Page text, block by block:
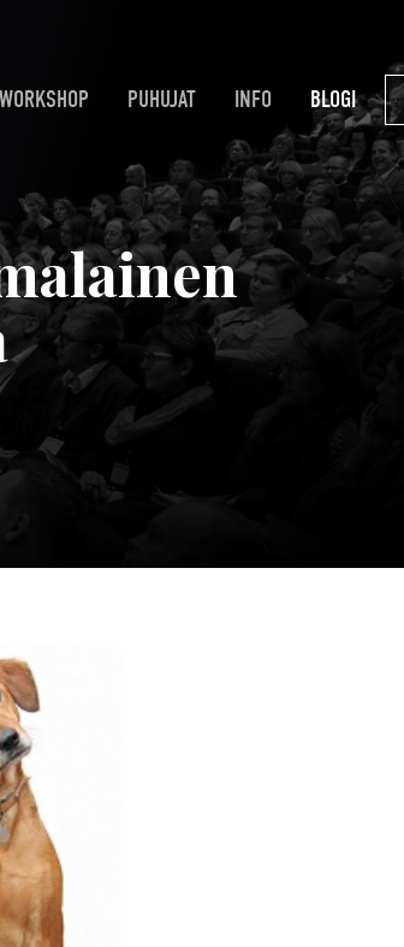
WORKSHOP PUHUJAT INFO BLOGI